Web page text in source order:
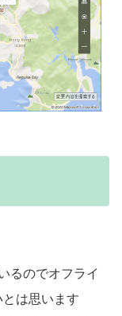
るのでオフライ
は思います